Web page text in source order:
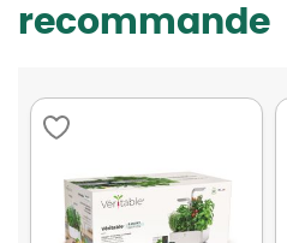
recommande